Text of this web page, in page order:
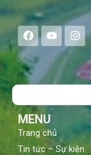
F
a
c
e
b
o
Y
o
u
t
u
b
I
n
s
a
g
Search
MENU
Trang chủ
Tin tức – Sự kiện